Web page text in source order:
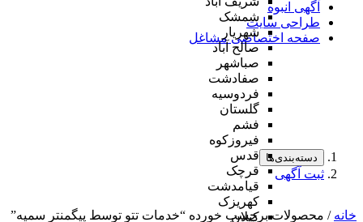
شمشک
شهریار
صالح آباد
صباشهر
صفادشت
فردوسیه
گلستان
فشم
فیروزکوه
قدس
قرچک
قیامدشت
کهریزک
کیلان
آگهی انبوه
طراحی سایت
صفحه اختصاصی مشاغل
دسته‌بندی‌ها
ثبت آگهی
خانه / محصولات برچسب خورده “خدمات تتو توسط پیگمنتر سمیه”